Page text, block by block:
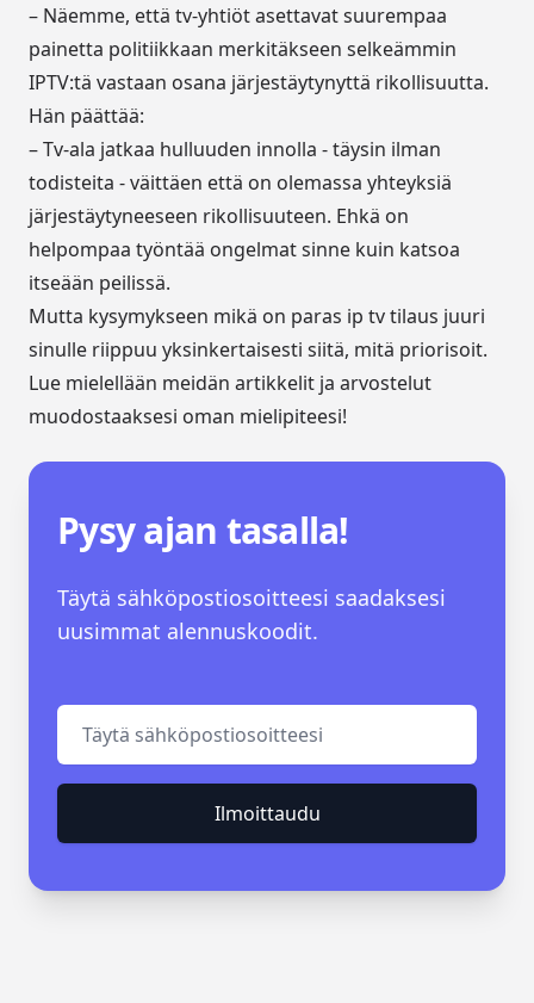
– Näemme, että tv-yhtiöt asettavat suurempaa
painetta politiikkaan merkitäkseen selkeämmin
IPTV:tä vastaan osana järjestäytynyttä rikollisuutta.
Hän päättää:
– Tv-ala jatkaa hulluuden innolla - täysin ilman
todisteita - väittäen että on olemassa yhteyksiä
järjestäytyneeseen rikollisuuteen. Ehkä on
helpompaa työntää ongelmat sinne kuin katsoa
itseään peilissä.
Mutta kysymykseen mikä on paras ip tv tilaus juuri
sinulle riippuu yksinkertaisesti siitä, mitä priorisoit.
Lue mielellään meidän artikkelit ja arvostelut
muodostaaksesi oman mielipiteesi!
Pysy ajan tasalla!
Täytä sähköpostiosoitteesi saadaksesi
uusimmat alennuskoodit.
Ilmoittaudu